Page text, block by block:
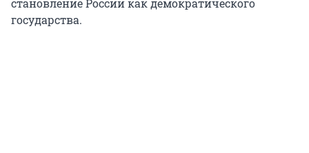
становление России как демократического
государства.